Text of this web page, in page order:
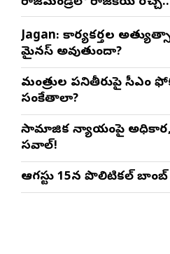
Jagan: కార్యకర్తల
మైనస్ అవుతుందా?
మంత్రుల పనితీరుపై సీఎం
సంకేతాలా?
సామాజిక న్యాయంపై అధికార,
సవాల్!
ఆగస్టు 15న పొలిటికల్